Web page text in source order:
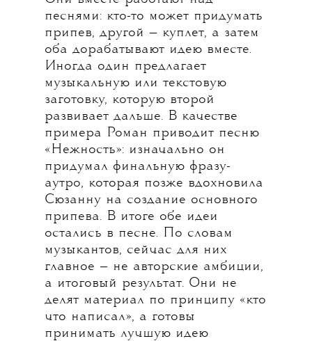
песнями: кто-то может придумать
припев, другой — куплет, а затем
оба дорабатывают идею вместе.
Иногда один предлагает
музыкальную или текстовую
заготовку, которую второй
развивает дальше. В качестве
примера Роман приводит песню
«Нежность»: изначально он
придумал финальную фразу-
аутро, которая позже вдохновила
Сюзанну на создание основного
припева. В итоге обе идеи
остались в песне. По словам
музыкантов, сейчас для них
главное — не авторские амбиции,
а итоговый результат. Они не
делят материал по принципу «кто
что написал», а готовы
принимать лучшую идею